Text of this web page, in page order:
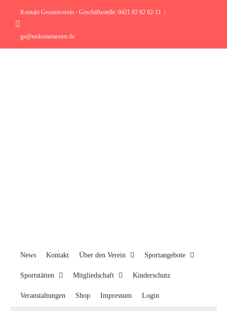
springen
Kontakt Gesamtverein - Geschäftsstelle: 0421 82 82 02-11
gs@tuskometarsten.de
News Kontakt Über den Verein Sportangebote
Sportstätten Mitgliedschaft Kinderschutz
Veranstaltungen Shop Impressum Login